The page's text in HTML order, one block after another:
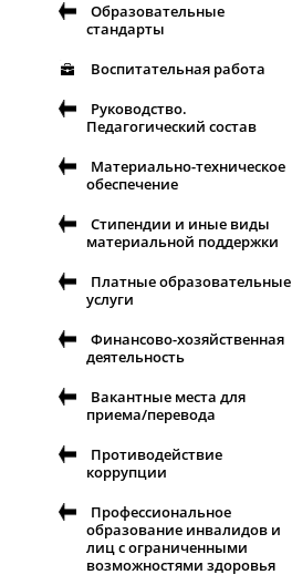
Образовательные
стандарты
Воспитательная работа
Руководство.
Педагогический состав
Материально-техническое
обеспечение
Стипендии и иные виды
материальной поддержки
Платные образовательные
услуги
Финансово-хозяйственная
деятельность
Вакантные места для
приема/перевода
Противодействие
коррупции
Профессиональное
образование инвалидов и
лиц с ограниченными
возможностями здоровья